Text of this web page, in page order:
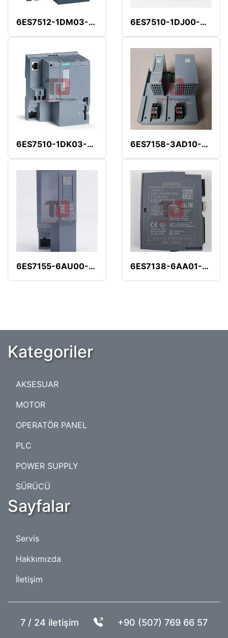
6ES7512-1DM03-0AB0 6ES7510-1DJ00-0AB0
6ES7510-1DK03-0AB0 6ES7158-3AD10-0XA0
6ES7155-6AU00-0CN0 6ES7138-6AA01-0BA0
Kategoriler
AKSESUAR
MOTOR
OPERATÖR PANEL
PLC
POWER SUPPLY
SÜRÜCÜ
Sayfalar
Servis
Hakkımızda
İletişim
7 / 24 iletişim +90 (507) 769 66 57